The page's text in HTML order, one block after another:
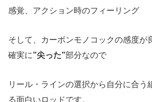
感覚、アクション時のフィーリング
そして、カーボンモノコックの感度が
確実に”尖った”部分なので
リール・ラインの選択から自分に合う
る面白いロッドです。